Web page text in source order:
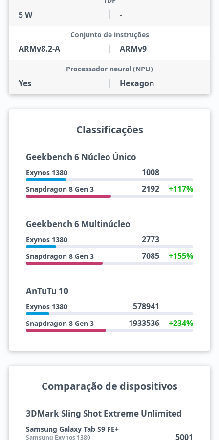
5 W -
ARMv8.2-A
Conjunto de instruções
ARMv9
Yes
Processador neural (NPU)
Hexagon
Classificações
Geekbench 6 Núcleo Único
Exynos 1380 1008
Snapdragon 8 Gen 3 2192 +117%
Geekbench 6 Multinúcleo
Exynos 1380 2773
Snapdragon 8 Gen 3 7085 +155%
AnTuTu 10
Exynos 1380 578941
Snapdragon 8 Gen 3 1933536 +234%
Comparação de dispositivos
3DMark Sling Shot Extreme Unlimited
Samsung Galaxy Tab S9 FE+
Samsung Exynos 1380 5001